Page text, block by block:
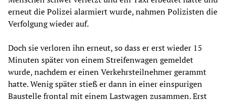
erneut die Polizei alarmiert wurde, nahmen Polizisten die
Verfolgung wieder auf.
Doch sie verloren ihn erneut, so dass er erst wieder 15
Minuten später von einem Streifenwagen gemeldet
wurde, nachdem er einen Verkehrsteilnehmer gerammt
hatte. Wenig später stieß er dann in einer einspurigen
Baustelle frontal mit einem Lastwagen zusammen. Erst